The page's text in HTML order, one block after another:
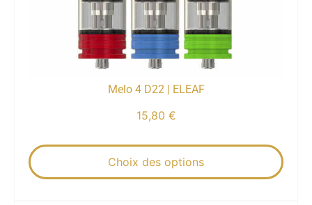
Melo 4 D22 | ELEAF
15,80 €
Choix des options